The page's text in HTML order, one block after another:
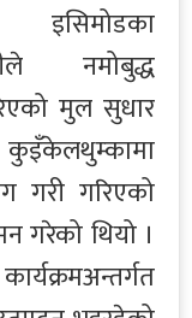
नमोबुद्ध
मुल सुधार
गरी गरिएको
गरेको थियो ।